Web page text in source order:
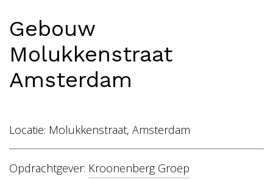
Vacancies
Gebouw
Molukkenstraat
Amsterdam
Locatie: Molukkenstraat, Amsterdam
Opdrachtgever: Kroonenberg Groep